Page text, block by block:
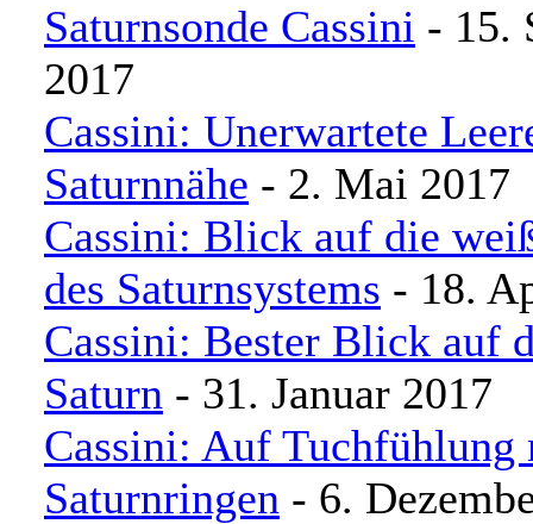
Saturnsonde Cassini - 15.
2017
Cassini: Unerwartete
Saturnnähe - 2. Mai 2017
Cassini: Blick auf die
des Saturnsystems - 18.
Cassini: Bester Blick auf
Saturn - 31. Januar 2017
Cassini: Auf Tuchfühlung
Saturnringen - 6.